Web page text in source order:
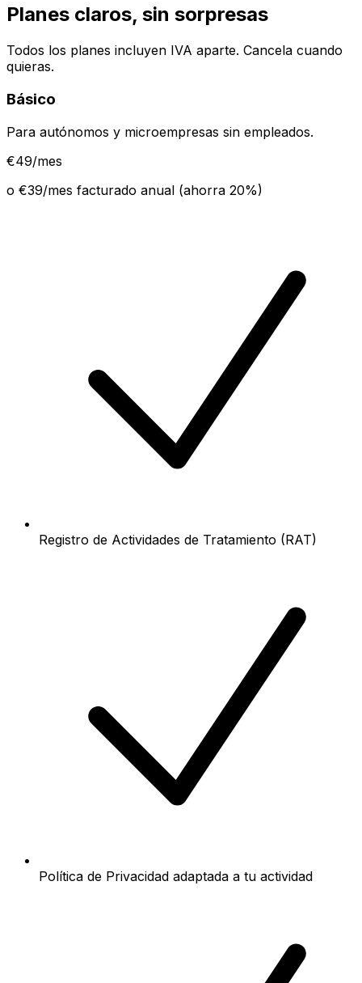
Planes claros, sin sorpresas
Todos los planes incluyen IVA aparte. Cancela cuando
quieras.
Básico
Para autónomos y microempresas sin empleados.
€49/mes
o €39/mes facturado anual (ahorra 20%)
Registro de Actividades de Tratamiento (RAT)
Política de Privacidad adaptada a tu actividad